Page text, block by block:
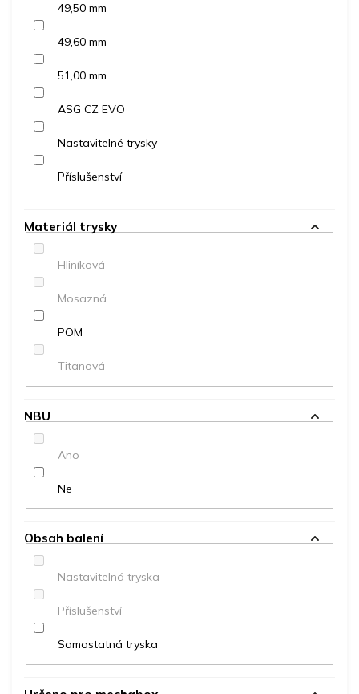
49,50 mm
49,60 mm
51,00 mm
ASG CZ EVO
Nastavitelné trysky
Příslušenství
Materiál trysky
Hliníková
Mosazná
POM
Titanová
NBU
Ano
Ne
Obsah balení
Nastavitelná tryska
Příslušenství
Samostatná tryska